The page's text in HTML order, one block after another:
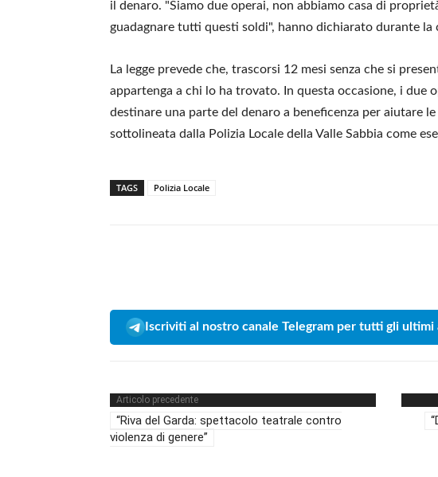
il denaro. "Siamo due operai, non abbiamo casa di
guadagnare tutti questi soldi", hanno dichiarato durante la
La legge prevede che, trascorsi 12 mesi senza che si
appartenga a chi lo ha trovato. In questa occasione, i due
destinare una parte del denaro a beneficenza per aiutare
sottolineata dalla Polizia Locale della Valle Sabbia come
TAGS Polizia Locale
Iscriviti al nostro canale Telegram per tutti gli ultimi
Articolo precedente
“Riva del Garda: spettacolo teatrale contro
violenza di genere”